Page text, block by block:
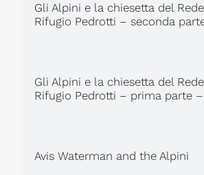
Gli Alpini e la chiesetta del
Rifugio Pedrotti – seconda
Gli Alpini e la chiesetta del
Rifugio Pedrotti – prima parte –
Avis Waterman and the Alpini